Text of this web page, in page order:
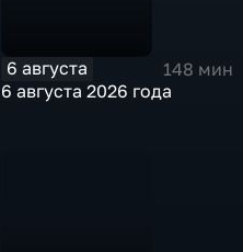
6 августа
148 мин
6 августа 2026 года